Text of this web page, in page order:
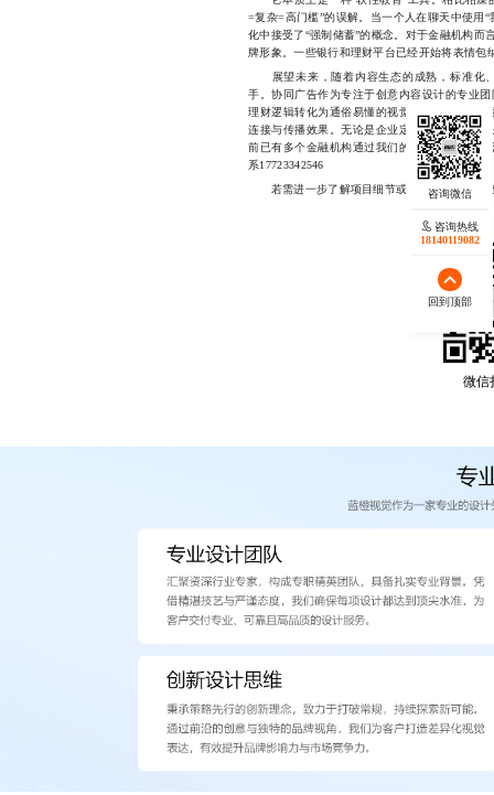
=复杂=高门槛”的误解。当一个人在聊天中使用
化中接受了“强制储蓄”的概念。对于金融机构
牌形象。一些银行和理财平台已经开始将表情
展望未来，随着内容生态的成熟，标准化
手。协同广告作为专注于创意内容设计的专业
理财逻辑转化为通俗易懂的视觉语言。我们不
连接与传播效果。无论是企业定制化表情包，
前已有多个金融机构通过我们的设计实现了用
系17723342546
若需进一步了解项目细节或获取样例，欢迎随
微信
咨询热线
18140119082
回到顶部